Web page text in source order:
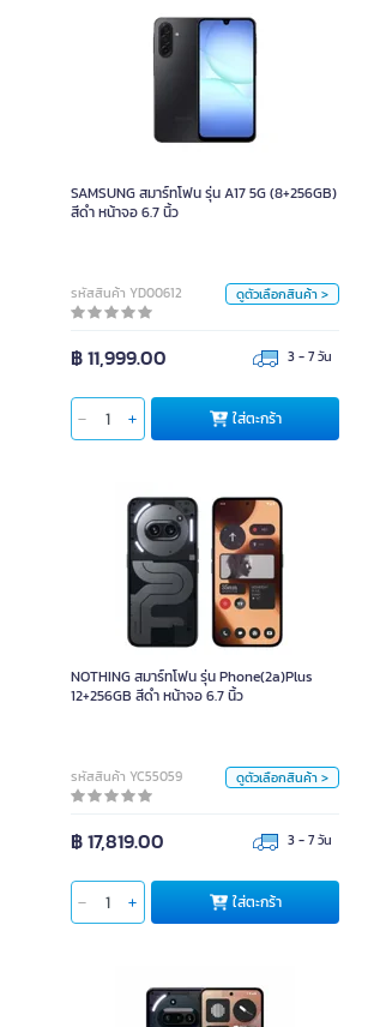
SAMSUNG สมาร์ทโฟน รุ่น A17 5G (8+256GB)
สีดำ หน้าจอ 6.7 นิ้ว
รหัสสินค้า YD00612 ดูตัวเลือกสินค้า >
฿ 11,999.00 3 - 7 วัน
ใส่ตะกร้า
SAMSUNG สมาร์ทโฟน รุ่น A17 5G (8+256GB)
สีดำ หน้าจอ 6.7 นิ้ว
หน่วย
สี
ใส่ตะกร้า
NOTHING สมาร์ทโฟน รุ่น Phone(2a)Plus
12+256GB สีดำ หน้าจอ 6.7 นิ้ว
รหัสสินค้า YC55059 ดูตัวเลือกสินค้า >
฿ 17,819.00 3 - 7 วัน
ใส่ตะกร้า
NOTHING สมาร์ทโฟน รุ่น Phone(2a)Plus
12+256GB สีดำ หน้าจอ 6.7 นิ้ว
หน่วย
สี
ใส่ตะกร้า